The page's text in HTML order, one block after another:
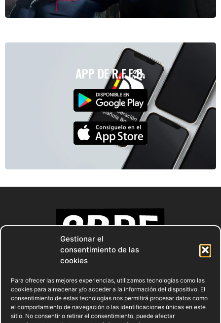
Gestionar el
consentimiento de las
cookies
Para ofrecer las mejores experiencias, utilizamos tecnologías como las
cookies para almacenar y/o acceder a la información del dispositivo. El
consentimiento de estas tecnologías nos permitirá procesar datos como
el comportamiento de navegación o las identificaciones únicas en este
sitio. No consentir o retirar el consentimiento, puede afectar
APP DE R.F.E.B.